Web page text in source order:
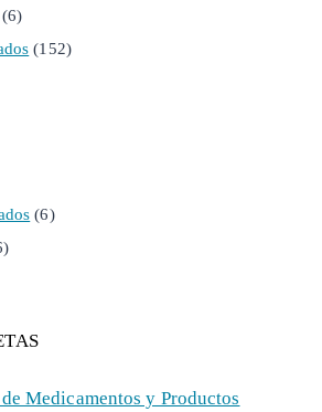
(6)
(152)
(6)
Medicamentos y Productos